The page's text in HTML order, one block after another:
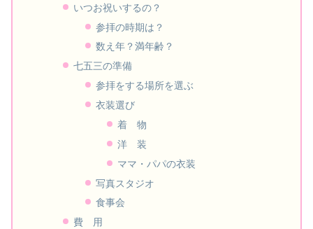
いつお祝いするの？
参拝の時期は？
数え年？満年齢？
七五三の準備
参拝をする場所を選ぶ
衣装選び
着 物
洋 装
ママ・パパの衣装
写真スタジオ
食事会
費 用